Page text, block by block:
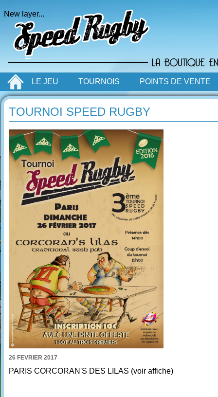
LE JEU TOURNOIS POINTS DE VENTE
TOURNOI SPEED RUGBY
26 FEVRIER 2017
PARIS CORCORAN'S DES LILAS (voir affiche)
New layer...